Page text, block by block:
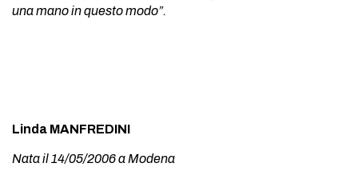
una mano in questo modo”.
Linda MANFREDINI
Nata il 14/05/2006 a Modena